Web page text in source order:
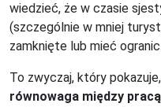
wiedzieć, że w czasie
(szczególnie w mniej
zamknięte lub mieć
To zwyczaj, który
równowaga między